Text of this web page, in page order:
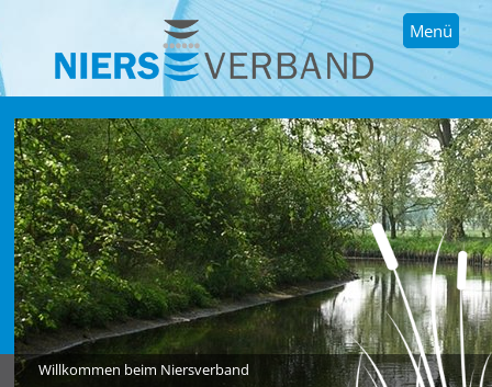
Menü
Willkommen beim Niersverband